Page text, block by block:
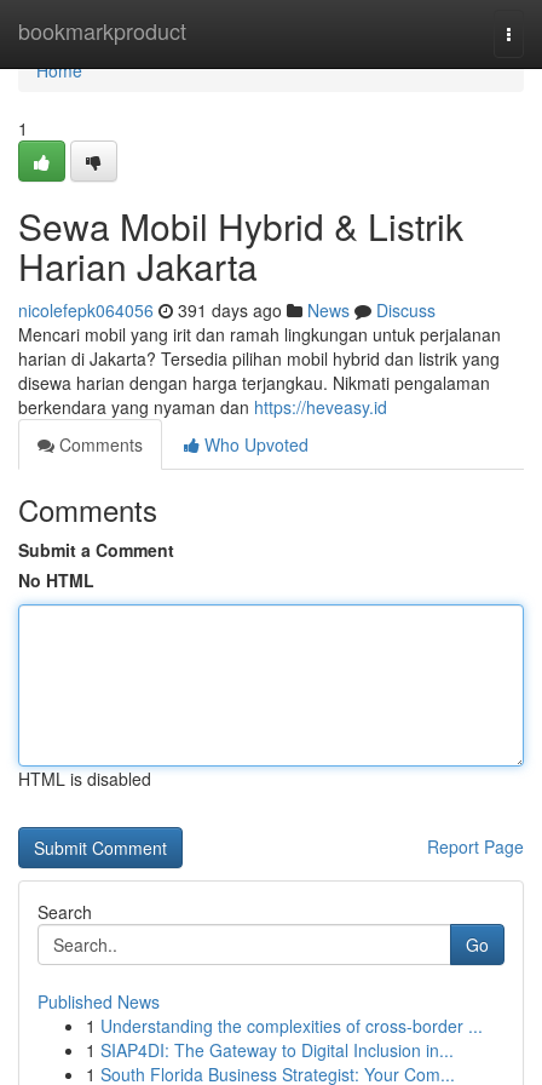
bookmarkproduct
Home
Home
1
Sewa Mobil Hybrid & Listrik
Harian Jakarta
nicolefepk064056 391 days ago News
Discuss
Mencari mobil yang irit dan ramah lingkungan untuk perjalanan
harian di Jakarta? Tersedia pilihan mobil hybrid dan listrik yang
disewa harian dengan harga terjangkau. Nikmati pengalaman
berkendara yang nyaman dan https://heveasy.id
Comments
Who Upvoted
Comments
Submit a Comment
No HTML
HTML is disabled
Report Page
Search
Go
Published News
1 Understanding the complexities of cross-border ...
1 SIAP4DI: The Gateway to Digital Inclusion in...
1 South Florida Business Strategist: Your Com...